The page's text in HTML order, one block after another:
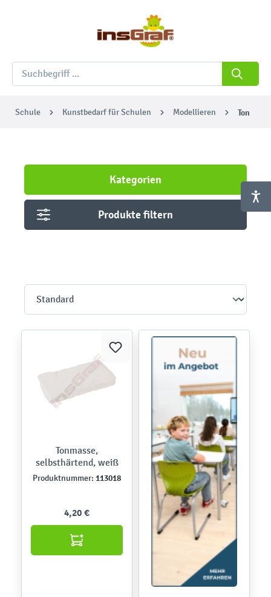
Schule Kunstbedarf für Schulen Modellieren Ton
Kategorien
Produkte filtern
Tonmasse,
selbsthärtend, weiß
Produktnummer: 113018
4,20 €